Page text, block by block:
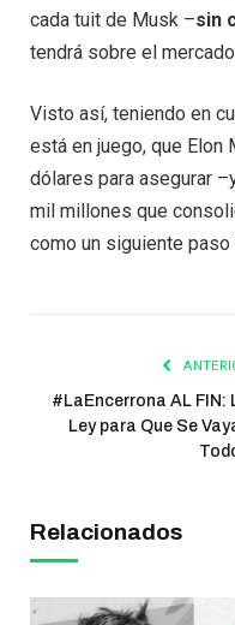
cada tuit de Musk –sin
tendrá sobre el
Visto así, teniendo en
está en juego, que
dólares para asegurar
mil millones que
como un siguiente
#LaEncerrona AL FIN:
Ley para Que Se
Relacionados